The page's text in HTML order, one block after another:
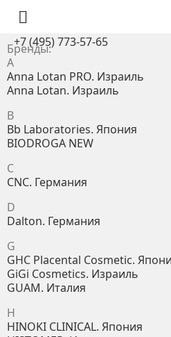

+7 (495) 773-57-65
Бренды:
A
Anna Lotan PRO. Израиль
Anna Lotan. Израиль
B
Bb Laboratories. Япония
BIODROGA NEW
C
CNC. Германия
D
Dalton. Германия
G
GHC Placental Cosmetic.
GiGi Cosmetics. Израиль
GUAM. Италия
H
HINOKI CLINICAL. Япония